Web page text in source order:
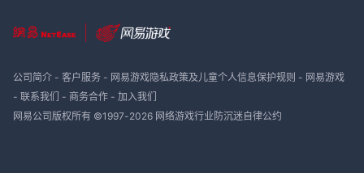
公司简介- 客户服务- 网易游戏隐私政策及儿童个人信息保护规则 - 网易游戏
- 联系我们 - 商务合作- 加入我们
网易公司版权所有 ©1997-2026 网络游戏行业防沉迷自律公约